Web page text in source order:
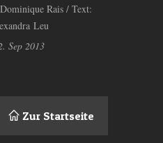
Rais / Text:
Leu
Sep 2013
Zur Startseite